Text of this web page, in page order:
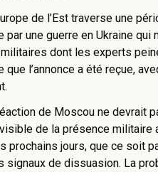
de l’Est traverse une
une guerre en Ukraine qui
dont les experts
que l’annonce a été reçue,
de Moscou ne devrait
de la présence militaire
prochains jours, que ce soit
signaux de dissuasion. La